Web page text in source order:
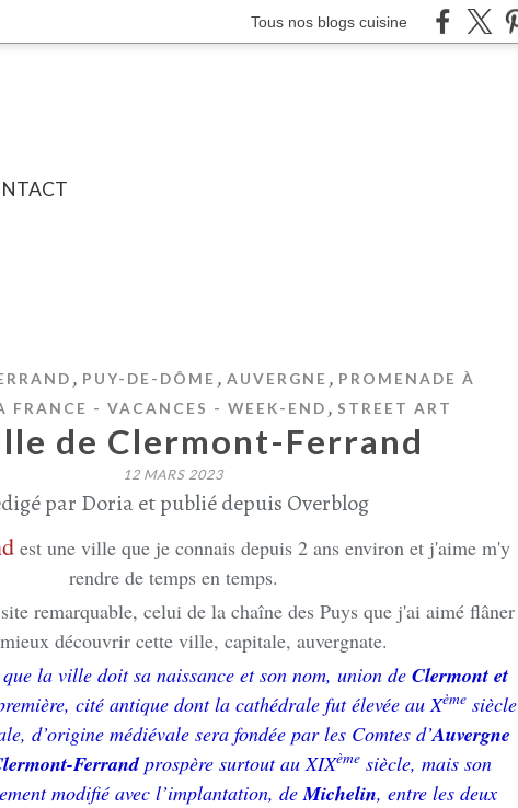
Tous nos blogs cuisine
, PUY-DE-DÔME , AUVERGNE , PROMENADE À
FRANCE - VACANCES - WEEK-END , STREET ART
de Clermont-Ferrand
12 MARS 2023
par Doria et publié depuis Overblog
est une ville que je connais depuis 2 ans environ et j'aime m'y
rendre de temps en temps.
remarquable, celui de la chaîne des Puys que j'ai aimé flâner
découvrir cette ville, capitale, auvergnate.
la ville doit sa naissance et son nom, union de Clermont et
cité antique dont la cathédrale fut élevée au Xèmesiècle
d’origine médiévale sera fondée par les Comtes d’Auvergne
Ferrandprospère surtout au XIXème siècle, mais son
modifié avec l’implantation, deMichelin, entre les deux